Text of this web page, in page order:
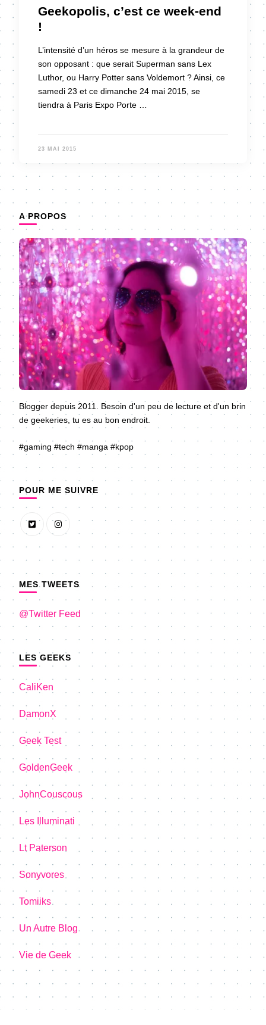
Geekopolis, c’est ce week-end
!
L’intensité d’un héros se mesure à la grandeur de
son opposant : que serait Superman sans Lex
Luthor, ou Harry Potter sans Voldemort ? Ainsi, ce
samedi 23 et ce dimanche 24 mai 2015, se
tiendra à Paris Expo Porte …
23 MAI 2015
A PROPOS
Blogger depuis 2011. Besoin d'un peu de lecture et d'un brin
de geekeries, tu es au bon endroit.
#gaming #tech #manga #kpop
POUR ME SUIVRE
MES TWEETS
@Twitter Feed
LES GEEKS
CaliKen
DamonX
Geek Test
GoldenGeek
JohnCouscous
Les Illuminati
Lt Paterson
Sonyvores
Tomiiks
Un Autre Blog
Vie de Geek